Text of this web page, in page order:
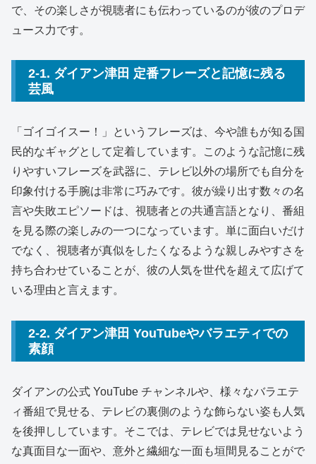
で、その楽しさが視聴者にも伝わっているのが彼のプロデ
ュース力です。
2-1. ダイアン津田 定番フレーズと記憶に残る
芸風
「ゴイゴイスー！」というフレーズは、今や誰もが知る国
民的なギャグとして定着しています。このような記憶に残
りやすいフレーズを武器に、テレビ以外の場所でも自分を
印象付ける手腕は非常に巧みです。彼が繰り出す数々の名
言や失敗エピソードは、視聴者との共通言語となり、番組
を見る際の楽しみの一つになっています。単に面白いだけ
でなく、視聴者が真似をしたくなるような親しみやすさを
持ち合わせていることが、彼の人気を世代を超えて広げて
いる理由と言えます。
2-2. ダイアン津田 YouTubeやバラエティでの
素顔
ダイアンの公式 YouTube チャンネルや、様々なバラエテ
ィ番組で見せる、テレビの裏側のような飾らない姿も人気
を後押ししています。そこでは、テレビでは見せないよう
な真面目な一面や、意外と繊細な一面も垣間見ることがで